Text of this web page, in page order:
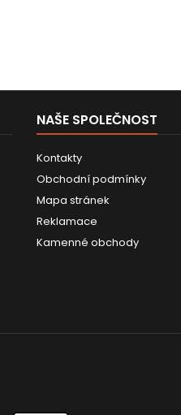
NAŠE SPOLEČNOST
Kontakty
Obchodní podmínky
Mapa stránek
Reklamace
Kamenné obchody